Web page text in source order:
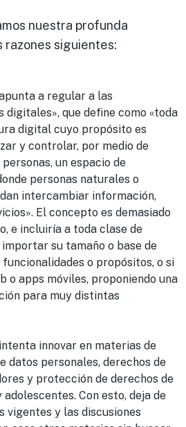
nuestra profunda
razones siguientes:
a regular a las
digitales», que define como «toda
digital cuyo propósito es
y controlar, por medio de
un espacio de
personas naturales o
intercambiar información,
El concepto es demasiado
e incluiría a toda clase de
su tamaño o base de
funcionalidades o propósitos, o si
o apps móviles, proponiendo una
para muy distintas
innovar en materias de
datos personales, derechos de
y protección de derechos de
adolescentes. Con esto, deja de
vigentes y las discusiones